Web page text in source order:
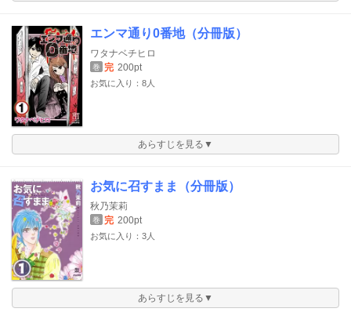
エンマ通り0番地（分冊版）
ワタナベチヒロ
巻 完 200pt
お気に入り：8人
あらすじを見る▼
お気に召すまま（分冊版）
秋乃茉莉
巻 完 200pt
お気に入り：3人
あらすじを見る▼